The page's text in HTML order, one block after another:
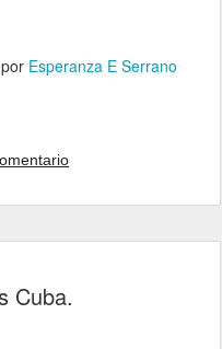
por Esperanza E Serrano
Cuba.